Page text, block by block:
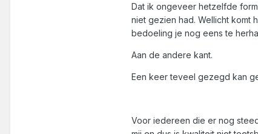
Dat ik ongeveer hetzelfde
niet gezien had. Wellicht komt
bedoeling je nog eens te
Aan de andere kant.
Een keer teveel gezegd kan
Voor iedereen die er nog